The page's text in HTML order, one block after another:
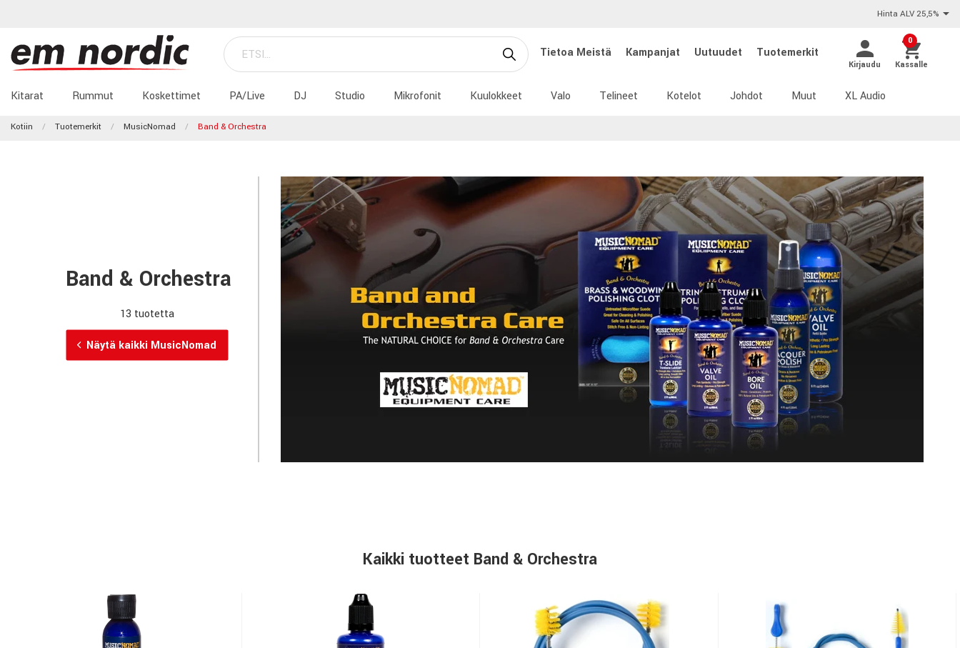
Hinta ALV 25,5%
Tietoa Meistä Kampanjat Uutuudet Tuotemerkit
Kirjaudu
0
Kassalle
Kitarat Rummut Koskettimet PA/Live DJ Studio Mikrofonit Kuulokkeet Valo Telineet Kotelot Johdot Muut XL Audio
Kotiin Tuotemerkit MusicNomad Band & Orchestra
Band & Orchestra
13 tuotetta
Näytä kaikki MusicNomad
Kaikki tuotteet Band & Orchestra